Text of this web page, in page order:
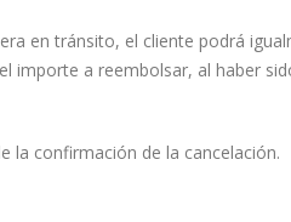
en tránsito, el cliente podrá
importe a reembolsar, al haber
la confirmación de la cancelación.